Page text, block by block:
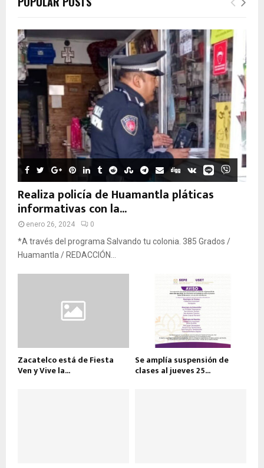
Realiza policía de Huamantla pláticas
informativas con la...
enero 26, 2024 0
*A través del programa Salvando tu colonia. 385 Grados /
Huamantla / REDACCIÓN...
Zacatelco está de Fiesta
Ven y Vive la...
Se amplía suspensión de
clases al jueves 25...